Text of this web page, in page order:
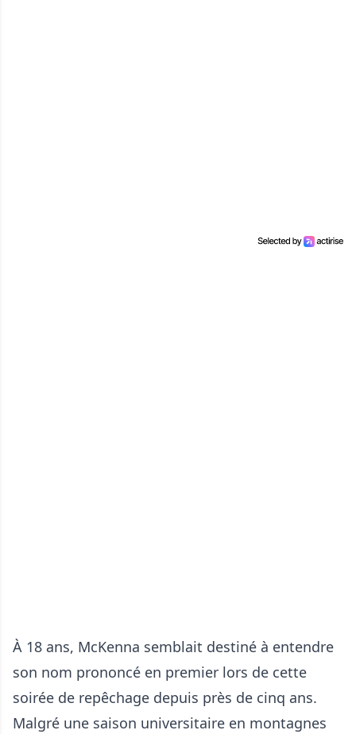
À 18 ans, McKenna semblait destiné à entendre
son nom prononcé en premier lors de cette
soirée de repêchage depuis près de cinq ans.
Malgré une saison universitaire en montagnes